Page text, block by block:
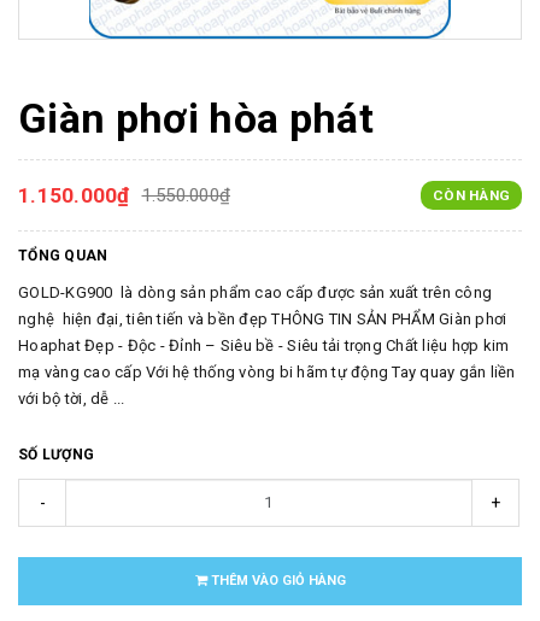
Giàn phơi hòa phát
1.150.000₫ 1.550.000₫ CÒN HÀNG
TỔNG QUAN
GOLD-KG900 là dòng sản phẩm cao cấp được sản xuất trên công
nghệ hiện đại, tiên tiến và bền đẹp THÔNG TIN SẢN PHẨM Giàn phơi
Hoaphat Đẹp - Độc - Đỉnh – Siêu bề - Siêu tải trọng Chất liệu hợp kim
mạ vàng cao cấp Với hệ thống vòng bi hãm tự động Tay quay gắn liền
với bộ tời, dễ ...
SỐ LƯỢNG
- +
THÊM VÀO GIỎ HÀNG